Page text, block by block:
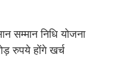
सम्मान निधि योजना
रुपये होंगे खर्च